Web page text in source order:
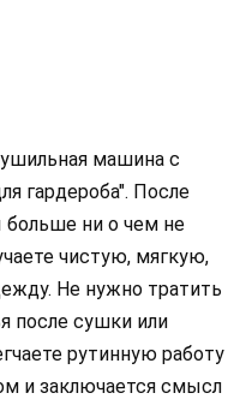
машина с
гардероба". После
больше ни о чем не
чистую, мягкую,
Не нужно тратить
после сушки или
рутинную работу
и заключается смысл